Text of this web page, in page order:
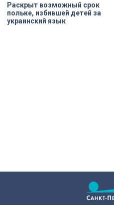
Раскрыт возможный срок
польке, избившей детей за
украинский язык